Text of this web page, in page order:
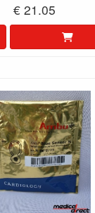
€ 21.05